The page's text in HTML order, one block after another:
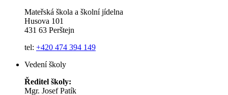
Mateřská škola a školní jídelna
Husova 101
431 63 Perštejn
tel: +420 474 394 149
Vedení školy
Ředitel školy:
Mgr. Josef Patík